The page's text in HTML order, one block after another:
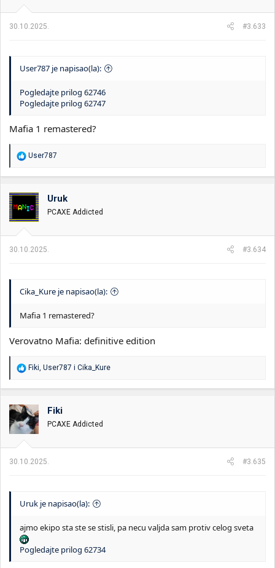
:
30.10.2025. #3.633
User787 je napisao(la):
Pogledajte prilog 62746
Pogledajte prilog 62747
Mafia 1 remastered?
R
a
o
v
a
n
:
User787
Uruk
PCAXE Addicted
30.10.2025. #3.634
Cika_Kure je napisao(la):
Mafia 1 remastered?
Verovatno Mafia: definitive edition
R
a
o
v
a
n
:
Fiki, User787 i Cika_Kure
Fiki
PCAXE Addicted
30.10.2025. #3.635
Uruk je napisao(la):
ajmo ekipo sta ste se stisli, pa necu valjda sam protiv celog sveta
Pogledajte prilog 62734